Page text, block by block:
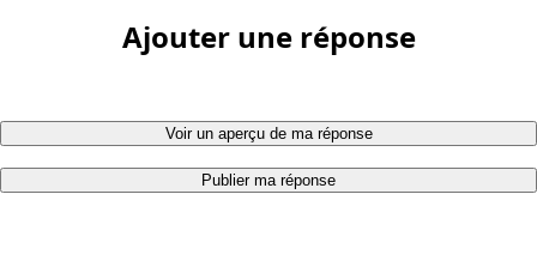
Ajouter une réponse
Voir un aperçu de ma réponse
Publier ma réponse